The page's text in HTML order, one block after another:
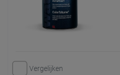
Vergelijken